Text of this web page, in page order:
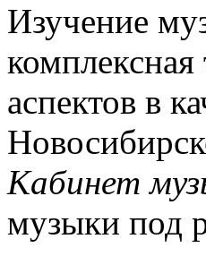
Изучение
аспектов в
Кабинет
музыки под